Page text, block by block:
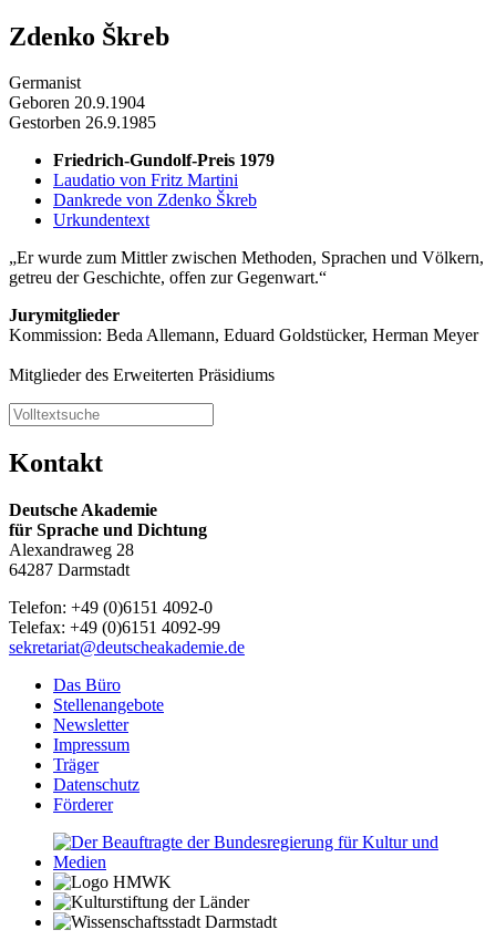
Zdenko Škreb
Germanist
Geboren 20.9.1904
Gestorben 26.9.1985
Friedrich-Gundolf-Preis 1979
Laudatio von Fritz Martini
Dankrede von Zdenko Škreb
Urkundentext
Er wurde zum Mittler zwischen Methoden, Sprachen und Völkern,
getreu der Geschichte, offen zur Gegenwart.
Jurymitglieder
Kommission: Beda Allemann, Eduard Goldstücker, Herman Meyer
Mitglieder des Erweiterten Präsidiums
Kontakt
Deutsche Akademie
für Sprache und Dichtung
Alexandraweg 28
64287 Darmstadt
Telefon: +49 (0)6151 4092-0
Telefax: +49 (0)6151 4092-99
sekretariat@deutscheakademie.de
Das Büro
Stellenangebote
Newsletter
Impressum
Träger
Datenschutz
Förderer